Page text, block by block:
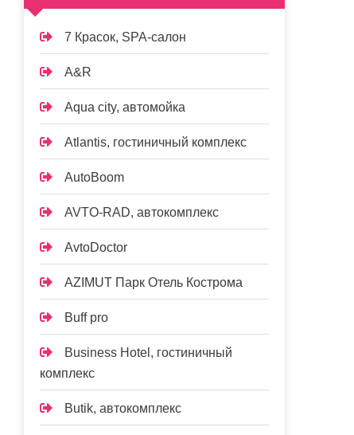
7 Красок, SPA-салон
A&R
Aqua city, автомойка
Atlantis, гостиничный комплекс
AutoBoom
AVTO-RAD, автокомплекс
AvtoDoctor
AZIMUT Парк Отель Кострома
Buff pro
Business Hotel, гостиничный
комплекс
Butik, автокомплекс